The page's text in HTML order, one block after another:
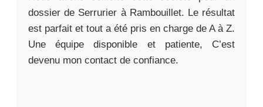
dossier de Serrurier à Rambouillet. Le résultat
est parfait et tout a été pris en charge de A à Z.
Une équipe disponible et patiente, C’est
devenu mon contact de confiance.